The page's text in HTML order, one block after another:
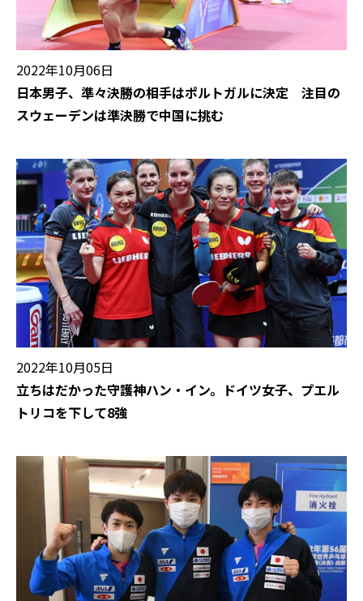
2022年10月06日
日本男子、準々決勝の相手はポルトガルに決定 注目の
スウェーデンは準決勝で中国に挑む
2022年10月05日
立ちはだかった守護神ハン・イン。ドイツ女子、プエル
トリコを下して8強